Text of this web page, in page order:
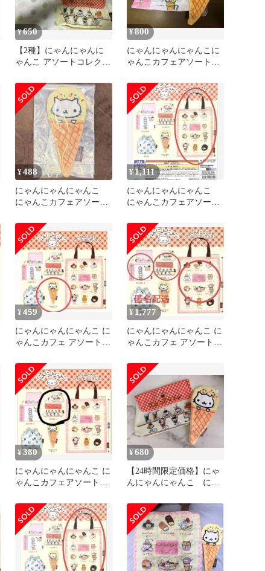
¥650
【2種】にゃんにゃんに
ゃんこ アソートコレクシ
¥800
にゃんにゃんにゃんこに
ゃんこカフェアソートコ
¥488
にゃんにゃんにゃんこ
にゃんこカフェアソート
¥1,111
にゃんにゃんにゃんこ
にゃんこカフェアソート
¥459
にゃんにゃんにゃんこ に
ゃんこカフェ アソートコ
¥1,777
にゃんにゃんにゃんこ に
ゃんこカフェ アソートコ
¥380
にゃんにゃんにゃんこ に
ゃんこカフェアソートコ
¥680
【24時間限定価格】にゃ
んにゃんにゃんこ にゃ
レクション